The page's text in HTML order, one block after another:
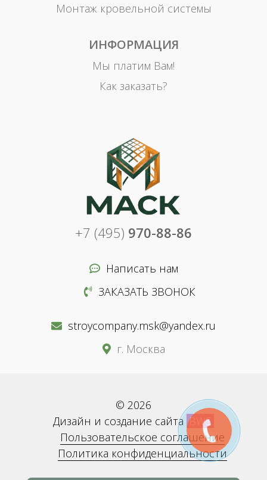
Монтаж кровельной системы
ИНФОРМАЦИЯ
Мы платим Вам!
Как заказать?
+7 (495) 970-88-86
Написать нам
ЗАКАЗАТЬ ЗВОНОК
stroycompany.msk@yandex.ru
г. Москва
© 2026
Дизайн и создание сайта BWS
Пользовательское соглашение
Политика конфиденциальности